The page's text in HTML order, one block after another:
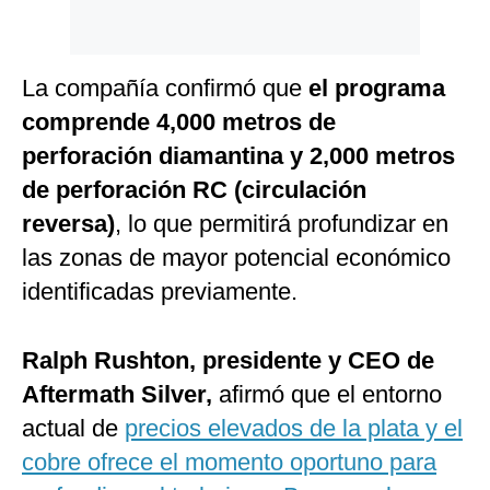
La compañía confirmó que el programa
comprende 4,000 metros de
perforación diamantina y 2,000 metros
de perforación RC (circulación
reversa), lo que permitirá profundizar en
las zonas de mayor potencial económico
identificadas previamente.
Ralph Rushton, presidente y CEO de
Aftermath Silver, afirmó que el entorno
actual de precios elevados de la plata y el
cobre ofrece el momento oportuno para